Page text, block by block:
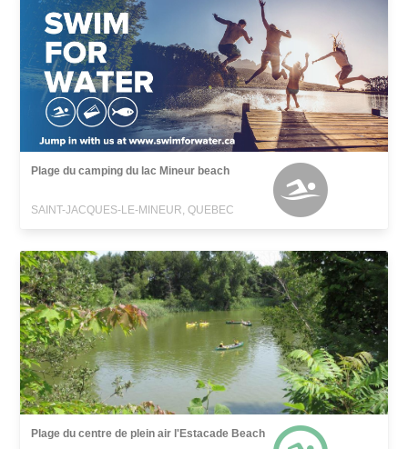
Plage du camping du lac Mineur beach
SAINT-JACQUES-LE-MINEUR, QUEBEC
Plage du centre de plein air l'Estacade Beach